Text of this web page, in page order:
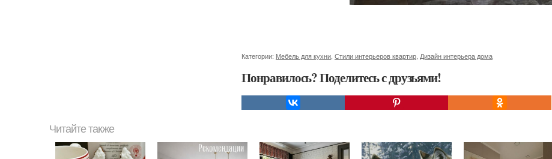
Категории: Мебель для кухни Стили интерьеров квартир Дизайн интерьера дома
Понравилось? Поделитесь с друзьями!
Читайте также